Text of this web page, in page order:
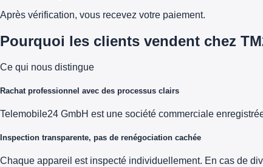
Après vérification, vous recevez votre paiement.
Pourquoi les clients vendent chez
Ce qui nous distingue
Rachat professionnel avec des processus clairs
Telemobile24 GmbH est une société commerciale
Inspection transparente, pas de renégociation cachée
Chaque appareil est inspecté individuellement. En cas de